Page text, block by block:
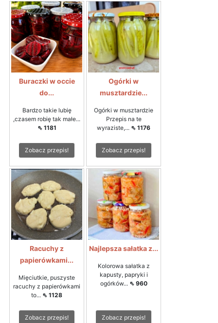
Buraczki w occie
do...
Bardzo takie lubię
,czasem robię tak małe...
⇖ 1181
Zobacz przepis!
Ogórki w
musztardzie...
Ogórki w musztardzie
Przepis na te
wyraziste,... ⇖ 1176
Zobacz przepis!
Racuchy z
papierówkami...
Mięciutkie, puszyste
racuchy z papierówkami
to... ⇖ 1128
Zobacz przepis!
Najlepsza sałatka z...
Kolorowa sałatka z
kapusty, papryki i
ogórków... ⇖ 960
Zobacz przepis!